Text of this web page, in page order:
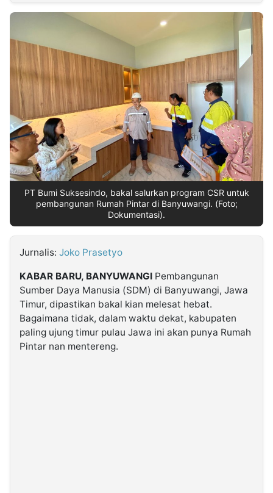
INDONESIA
Partner
Insight
NTB
Suara
Time
Lens
IDN
Daily
Jogja
Jalan
Rakyat
Idealita
News
Kita
Notice
Radar
Baru
Seedbacklink
Follow
Kabarbaru
Kabarbaru.co
PT Bumi Suksesindo, bakal salurkan program CSR untuk
pembangunan Rumah Pintar di Banyuwangi. (Foto;
Dokumentasi).
Jurnalis: Joko Prasetyo
KABAR BARU, BANYUWANGI Pembangunan
Sumber Daya Manusia (SDM) di Banyuwangi, Jawa
Timur, dipastikan bakal kian melesat hebat.
Bagaimana tidak, dalam waktu dekat, kabupaten
paling ujung timur pulau Jawa ini akan punya Rumah
Pintar nan mentereng.